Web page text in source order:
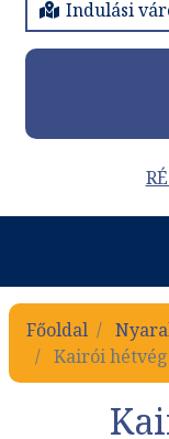
Főoldal
Kairói